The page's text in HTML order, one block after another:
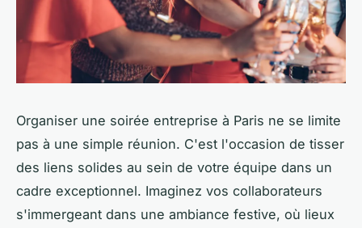
Organiser une soirée entreprise à Paris ne se limite
pas à une simple réunion. C'est l'occasion de tisser
des liens solides au sein de votre équipe dans un
cadre exceptionnel. Imaginez vos collaborateurs
s'immergeant dans une ambiance festive, où lieux